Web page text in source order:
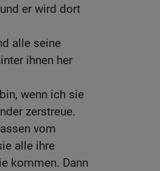
er wird dort
alle seine
ihnen her
wenn ich sie
zerstreue.
vom
alle ihre
kommen. Dann